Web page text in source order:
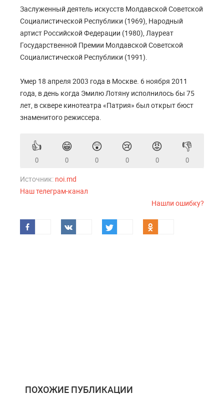
Заслуженный деятель искусств Молдавской Советской
Социалистической Республики (1969), Народный
артист Российской Федерации (1980), Лауреат
Государственной Премии Молдавской Советской
Социалистической Республики (1991).
Умер 18 апреля 2003 года в Москве. 6 ноября 2011
года, в день когда Эмилю Лотяну исполнилось бы 75
лет, в сквере кинотеатра «Патрия» был открыт бюст
знаменитого режиссера.
👍
0
😁
0
😲
0
😢
0
😡
0
👎
0
Источник: noi.md
Наш телеграм-канал
Нашли ошибку?
ПОХОЖИЕ ПУБЛИКАЦИИ